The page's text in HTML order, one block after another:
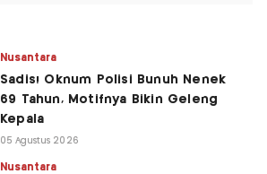
Nusantara
Sadis! Oknum Polisi Bunuh Nenek
69 Tahun, Motifnya Bikin Geleng
Kepala
05 Agustus 2026
Nusantara